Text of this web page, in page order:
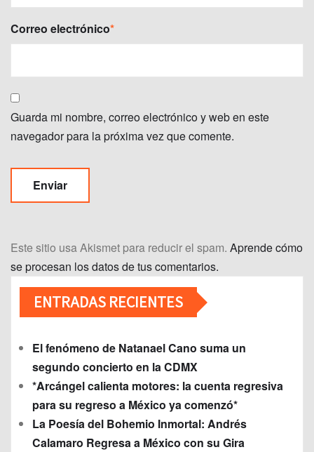
Correo electrónico*
Guarda mi nombre, correo electrónico y web en este
navegador para la próxima vez que comente.
Este sitio usa Akismet para reducir el spam. Aprende cómo
se procesan los datos de tus comentarios.
ENTRADAS RECIENTES
El fenómeno de Natanael Cano suma un
segundo concierto en la CDMX
*Arcángel calienta motores: la cuenta regresiva
para su regreso a México ya comenzó*
La Poesía del Bohemio Inmortal: Andrés
Calamaro Regresa a México con su Gira